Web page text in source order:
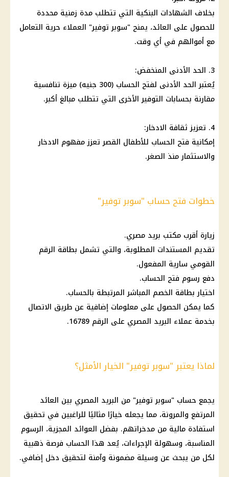
بخلاف الشهادات البنكية التي تتطلب مدة زمنية محددة
للحصول على العائد، يمنح "سوبر توفير" العملاء حرية التعامل
مع أموالهم في أي وقت.
3. الحد الأدنى المنخفض:
يُعتبر الحد الأدنى لفتح الحساب (300 جنيه) ميزة تنافسية
مقارنة بحسابات التوفير الأخرى التي تتطلب مبالغ أكبر.
4. تعزيز ثقافة الادخار:
إمكانية فتح الحساب للأطفال القصر تعزز مفهوم الادخار
والاستثمار منذ الصغر.
خطوات فتح حساب "سوبر توفير"
زيارة أقرب مكتب بريد مصري.
تقديم المستندات المطلوبة، والتي تشمل بطاقة الرقم
القومي سارية المفعول.
دفع رسوم فتح الحساب.
اختيار بطاقة الخصم المباشر المرتبطة بالحساب.
كما يمكن الحصول على معلومات إضافية عن طريق الاتصال
بخدمة عملاء البريد المصري على الرقم 16789.
لماذا يعتبر "سوبر توفير" الخيار الأمثل؟
يجمع حساب "سوبر توفير" من البريد المصري بين العائد
المرتفع والمرونة، مما يجعله خيارًا مثاليًا للراغبين في تحقيق
استفادة مالية من مدخراتهم. بفضل العوائد المجزية، الرسوم
المناسبة، وسهولة الإجراءات، يُعد هذا الحساب فرصة ذهبية
لكل من يبحث عن وسيلة مضمونة وآمنة لتحقيق دخل إضافي.